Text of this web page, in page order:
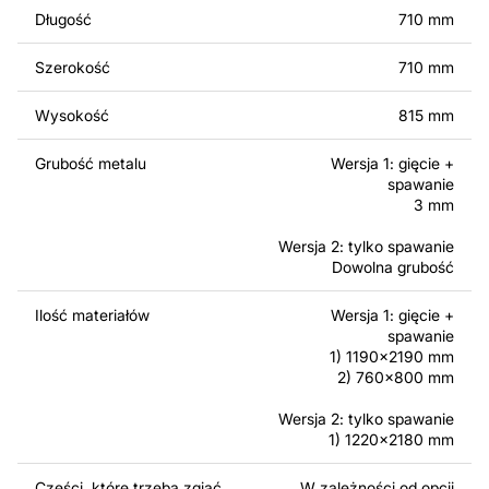
W drugim wariancie wszystkie elementy Palenisko
przypadku należy wyciąć każdą część oddzielnie i
Długość 710 mm
Szerokość 710 mm
Wysokość 815 mm
Grubość metalu
Wersja 1: gięcie +
spawanie
3 mm
Wersja 2: tylko spawanie
Dowolna grubość
Ilość materiałów
Wersja 1: gięcie +
spawanie
1) 1190x2190 mm
2) 760x800 mm
Wersja 2: tylko spawanie
1) 1220x2180 mm